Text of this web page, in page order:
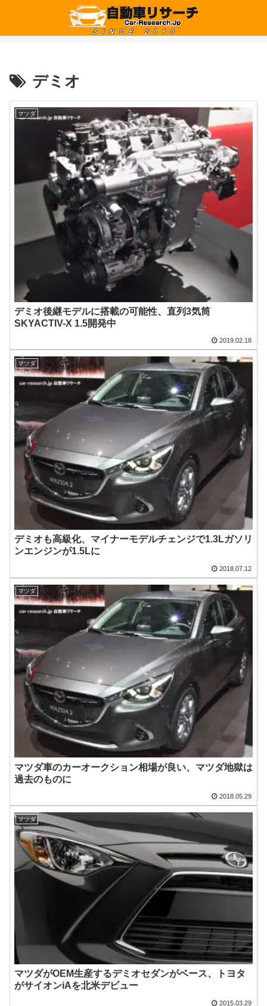
デミオ
マツダ
デミオ後継モデルに搭載の可能性、直列3気筒
SKYACTIV-X 1.5開発中
2019.02.18
マツダ
デミオも高級化、マイナーモデルチェンジで1.3Lガソリ
ンエンジンが1.5Lに
2018.07.12
マツダ
マツダ車のカーオークション相場が良い、マツダ地獄は
過去のものに
2018.05.29
マツダ
マツダがOEM生産するデミオセダンがベース、トヨタ
がサイオンiAを北米デビュー
2015.03.29